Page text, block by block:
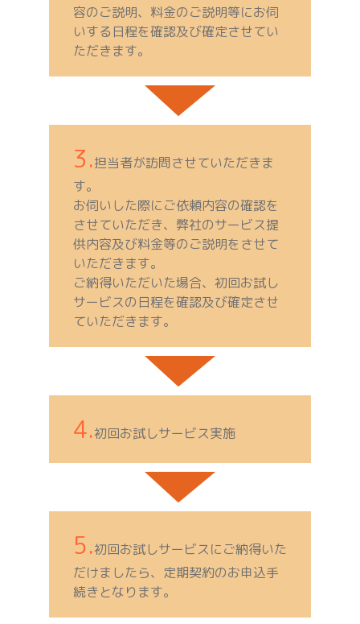
容のご説明、料金のご説明等にお伺
いする日程を確認及び確定させてい
ただきます。
3.担当者が訪問させていただきま
す。
お伺いした際にご依頼内容の確認を
させていただき、弊社のサービス提
供内容及び料金等のご説明をさせて
いただきます。
ご納得いただいた場合、初回お試し
サービスの日程を確認及び確定させ
ていただきます。
4.初回お試しサービス実施
5.初回お試しサービスにご納得いた
だけましたら、定期契約のお申込手
続きとなります。